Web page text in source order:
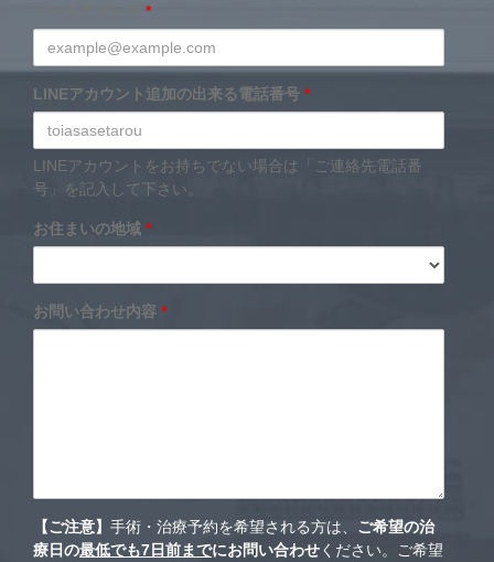
*
LINEアカウント追加の出来る電話番号 *
LINEアカウントをお持ちでない場合は「ご連絡先電話番
号」を記入して下さい。
お住まいの地域 *
お問い合わせ内容 *
【ご注意】 手術・治療予約を希望される方は、 ご希望の治
療日の最低でも7日前までにお問い合わせください。ご希望